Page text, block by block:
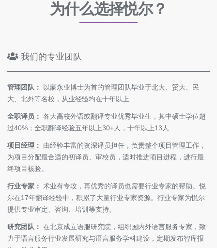
为什么选择悦尔？
我们的专业团队
管理团队：
以蒙永业博士为首的管理团队毕业于北大、贸大、民
大、北外等名校，从业经验均在十年以上
全职译员： 各大高校外语或翻译专业优秀毕业生，其中硕士学位超
过40%；全职翻译经验五年以上30+人，十年以上13人
项目经理：
由经验丰富的资深译员担任，负责整个项目管理工作，
为项目分配最合适的初译员、审校员，适时推进项目进程，进行最
终项目核验。
行业专家： 术业有专攻，再优秀的译员也需要行业专家的帮助。悦
尔在17年翻译经验中，积累了大量行业专家资源。行业专家为悦尔
提供专业审定、咨询、培训等支持。
研究团队： 在北京成立语服研究院，组织国内外语言服务专家，致
力于语言服务行业发展研究与语言服务学科建设，定期发布智库报